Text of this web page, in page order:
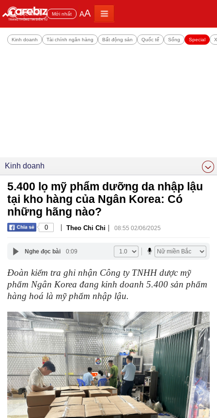
Đọc nhiều Mới nhất AA
Kinh doanh Tài chính ngân hàng Bất động sản Quốc tế Sống Special
Kinh doanh
5.400 lọ mỹ phẩm dưỡng da nhập lậu
tại kho hàng của Ngân Korea: Có
những hãng nào?
0 | Theo Chi Chi | 08:55 02/06/2025
Nghe đọc bài 0:09
Đoàn kiểm tra ghi nhận Công ty TNHH dược mỹ
phẩm Ngân Korea đang kinh doanh 5.400 sản phẩm
hàng hoá là mỹ phẩm nhập lậu.